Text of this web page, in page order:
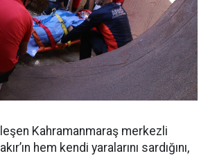
Kahramanmaraş merkezli
hem kendi yaralarını sardığını,